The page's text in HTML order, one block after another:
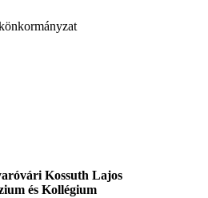
Kossuth Lajos
és Kollégium